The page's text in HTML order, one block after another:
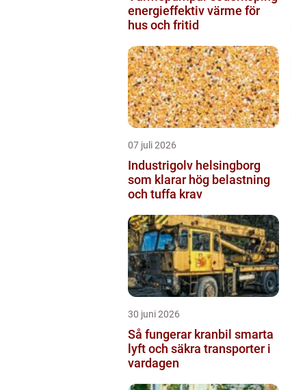
energieffektiv värme för
hus och fritid
07 juli 2026
Industrigolv helsingborg
som klarar hög belastning
och tuffa krav
30 juni 2026
Så fungerar kranbil smarta
lyft och säkra transporter i
vardagen